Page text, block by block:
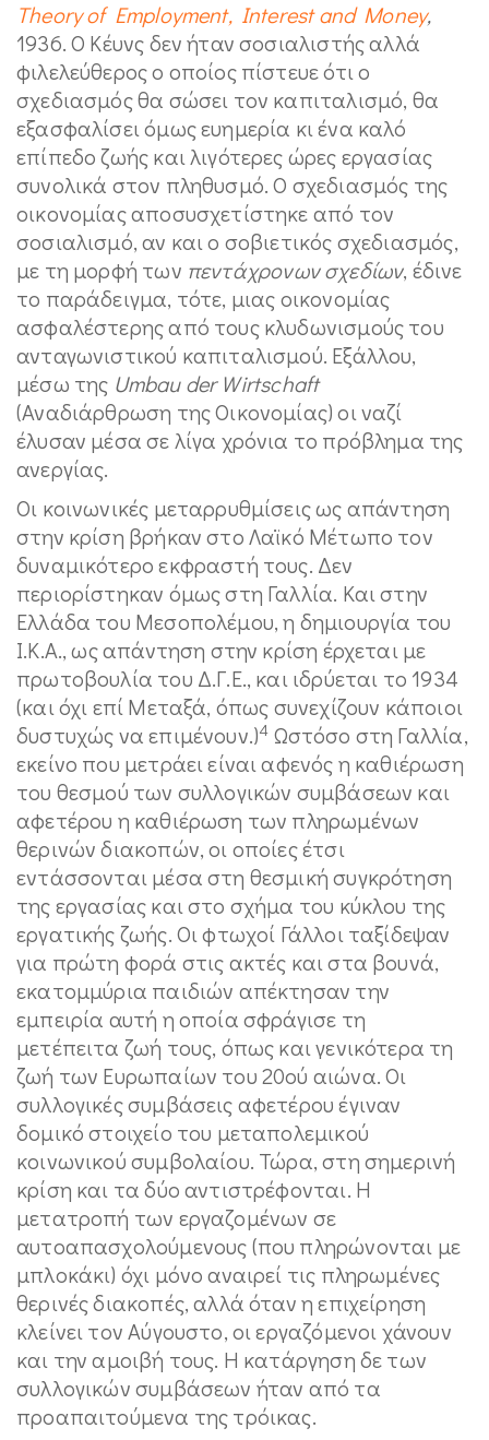
Theory of Employment, Interest and Money,
1936. O Κέυνς δεν ήταν σοσιαλιστής αλλά
φιλελεύθερος ο οποίος πίστευε ότι ο
σχεδιασμός θα σώσει τον καπιταλισμό, θα
εξασφαλίσει όμως ευημερία κι ένα καλό
επίπεδο ζωής και λιγότερες ώρες εργασίας
συνολικά στον πληθυσμό. Ο σχεδιασμός της
οικονομίας αποσυσχετίστηκε από τον
σοσιαλισμό, αν και ο σοβιετικός σχεδιασμός,
με τη μορφή των πεντάχρονων σχεδίων, έδινε
το παράδειγμα, τότε, μιας οικονομίας
ασφαλέστερης από τους κλυδωνισμούς του
ανταγωνιστικού καπιταλισμού. Εξάλλου,
μέσω της Umbau der Wirtschaft
(Αναδιάρθρωση της Οικονομίας) οι ναζί
έλυσαν μέσα σε λίγα χρόνια το πρόβλημα της
ανεργίας.
Οι κοινωνικές μεταρρυθμίσεις ως απάντηση
στην κρίση βρήκαν στο Λαϊκό Μέτωπο τον
δυναμικότερο εκφραστή τους. Δεν
περιορίστηκαν όμως στη Γαλλία. Και στην
Ελλάδα του Μεσοπολέμου, η δημιουργία του
Ι.Κ.Α., ως απάντηση στην κρίση έρχεται με
πρωτοβουλία του Δ.Γ.Ε., και ιδρύεται το 1934
(και όχι επί Μεταξά, όπως συνεχίζουν κάποιοι
δυστυχώς να επιμένουν.)4 Ωστόσο στη Γαλλία,
εκείνο που μετράει είναι αφενός η καθιέρωση
του θεσμού των συλλογικών συμβάσεων και
αφετέρου η καθιέρωση των πληρωμένων
θερινών διακοπών, οι οποίες έτσι
εντάσσονται μέσα στη θεσμική συγκρότηση
της εργασίας και στο σχήμα του κύκλου της
εργατικής ζωής. Οι φτωχοί Γάλλοι ταξίδεψαν
για πρώτη φορά στις ακτές και στα βουνά,
εκατομμύρια παιδιών απέκτησαν την
εμπειρία αυτή η οποία σφράγισε τη
μετέπειτα ζωή τους, όπως και γενικότερα τη
ζωή των Ευρωπαίων του 20ού αιώνα. Οι
συλλογικές συμβάσεις αφετέρου έγιναν
δομικό στοιχείο του μεταπολεμικού
κοινωνικού συμβολαίου. Τώρα, στη σημερινή
κρίση και τα δύο αντιστρέφονται. Η
μετατροπή των εργαζομένων σε
αυτοαπασχολούμενους (που πληρώνονται με
μπλοκάκι) όχι μόνο αναιρεί τις πληρωμένες
θερινές διακοπές, αλλά όταν η επιχείρηση
κλείνει τον Αύγουστο, οι εργαζόμενοι χάνουν
και την αμοιβή τους. Η κατάργηση δε των
συλλογικών συμβάσεων ήταν από τα
προαπαιτούμενα της τρόικας.